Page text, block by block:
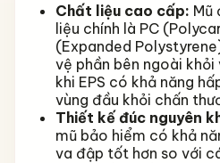
Chất liệu cao cấp: Mũ
liệu chính là PC
(Expanded
vệ phần bên ngoài
khi EPS có khả năng
vùng đầu khỏi chấn
Thiết kế đúc nguyên
mũ bảo hiểm có khả
va đập tốt hơn so với